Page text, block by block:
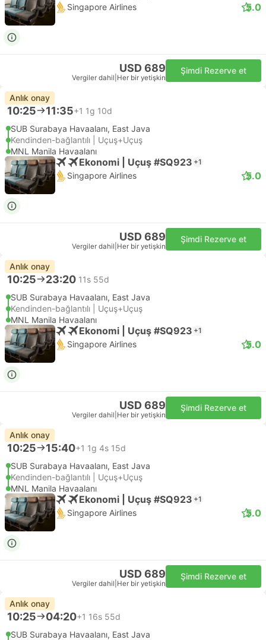
Singapore Airlines 5.0
USD 689
Vergiler dahil Her bir yetişkin
Şimdi Rezerve et
Anlık onay
10:25 11:35+1 1g 10d
SUB Surabaya Havaalanı, East Java
Kendinden-bağlantılı | Uçuş+Uçuş
MNL Manila Havaalanı
Ekonomi | Uçuş #SQ923 +1
Singapore Airlines 5.0
USD 689
Vergiler dahil Her bir yetişkin
Şimdi Rezerve et
Anlık onay
10:25 23:20 11s 55d
SUB Surabaya Havaalanı, East Java
Kendinden-bağlantılı | Uçuş+Uçuş
MNL Manila Havaalanı
Ekonomi | Uçuş #SQ923 +1
Singapore Airlines 5.0
USD 689
Vergiler dahil Her bir yetişkin
Şimdi Rezerve et
Anlık onay
10:25 15:40+1 1g 4s 15d
SUB Surabaya Havaalanı, East Java
Kendinden-bağlantılı | Uçuş+Uçuş
MNL Manila Havaalanı
Ekonomi | Uçuş #SQ923 +1
Singapore Airlines 5.0
USD 689
Vergiler dahil Her bir yetişkin
Şimdi Rezerve et
Anlık onay
10:25 04:20+1 16s 55d
SUB Surabaya Havaalanı, East Java